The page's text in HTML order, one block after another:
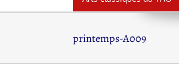
printemps-A009